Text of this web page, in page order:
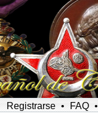
Registrarse • FAQ •